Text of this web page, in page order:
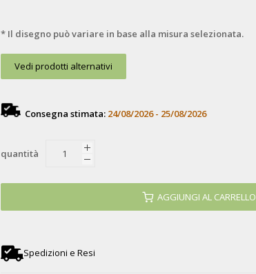
* Il disegno può variare in base alla misura selezionata.
Vedi prodotti alternativi
Consegna stimata: 24/08/2026 - 25/08/2026
quantità
AGGIUNGI AL CARRELLO
Spedizioni e Resi